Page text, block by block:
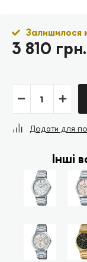
Залишилося
3 810 грн.
Додати для
Інші